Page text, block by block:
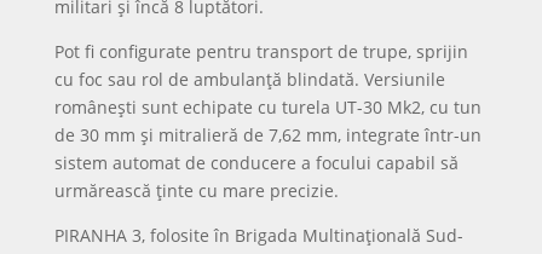
în teatre de operații unde a fost folosit de
batalioanele de infanterie române.
Vehiculele DINGO 2, VBCI și ROSOMAK –
aportul aliaților
DINGO 2, vehiculul de recunoaștere protejat al
detașamentului belgian, este un MRAP (Mine
Resistant Ambush Protected) cu carenă în V,
proiectat să reziste la mine, foc de armă și